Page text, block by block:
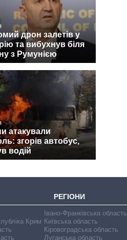
дрон залетів у
та вибухнув біля
з Румунією
атакували
згорів автобус,
водій
РЕГІОНИ
Крим
Івано-Франківська область
Київська область
Кіровоградська область
Луганська область